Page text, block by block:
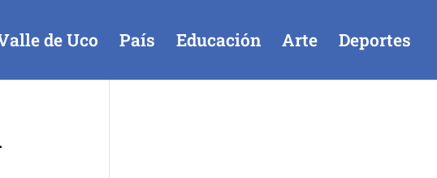
de Uco País Educación Arte Deportes